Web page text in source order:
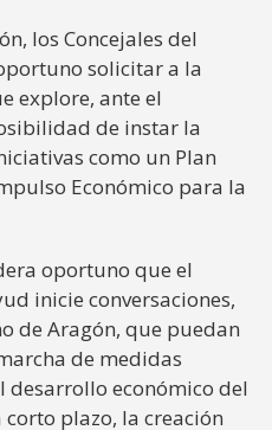
los Concejales del
solicitar a la
explore, ante el
de instar la
como un Plan
Económico para la
oportuno que el
inicie conversaciones,
de Aragón, que puedan
de medidas
desarrollo económico del
plazo, la creación